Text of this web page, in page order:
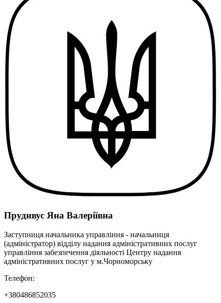
Прудивус Яна Валеріївна
Заступниця начальника управління - начальниця
(адміністратор) відділу надання адміністративних послуг
управління забезпечення діяльності Центру надання
адміністративних послуг у м.Чорноморську
Телефон:
+380486852035